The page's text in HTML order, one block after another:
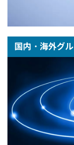
国内・海外グ